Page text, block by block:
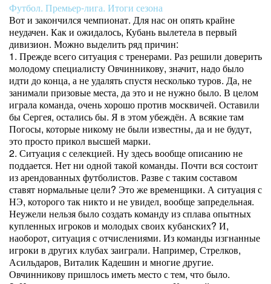
Футбол. Премьер-лига. Итоги сезона
Вот и закончился чемпионат. Для нас он опять крайне
неудачен. Как и ожидалось, Кубань вылетела в первый
дивизион. Можно выделить ряд причин:
1. Прежде всего ситуация с тренерами. Раз решили доверить
молодому специалисту Овчинникову, значит, надо было
идти до конца, а не удалять спустя несколько туров. Да, не
занимали призовые места, да это и не нужно было. В целом
играла команда, очень хорошо против москвичей. Оставили
бы Сергея, остались бы. Я в этом убеждён. А всякие там
Погосы, которые никому не были известны, да и не будут,
это просто прикол высшей марки.
2. Ситуация с селекцией. Ну здесь вообще описанию не
поддается. Нет ни одной такой команды. Почти вся состоит
из арендованных футболистов. Разве с таким составом
ставят нормальные цели? Это же временщики. А ситуация с
НЭ, которого так никто и не увидел, вообще запредельная.
Неужели нельзя было создать команду из сплава опытных
купленных игроков и молодых своих кубанских? И,
наоборот, ситуация с отчислениями. Из команды изгнанные
игроки в других клубах заиграли. Например, Стрелков,
Асильдаров, Виталик Кадешин и многие другие.
Овчинникову пришлось иметь место с тем, что было.